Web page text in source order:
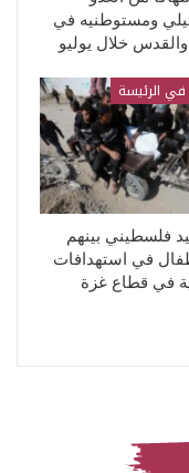
ومستوطنيه في
خلال يوليو
الرئيسة
فلسطيني بينهم
في استهدافات
في قطاع غزة